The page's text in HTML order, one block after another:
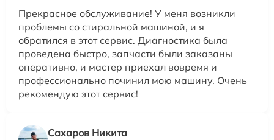
Прекрасное обслуживание! У меня возникли
проблемы со стиральной машиной, и я
обратился в этот сервис. Диагностика была
проведена быстро, запчасти были заказаны
оперативно, и мастер приехал вовремя и
профессионально починил мою машину. Очень
рекомендую этот сервис!
Сахаров Никита